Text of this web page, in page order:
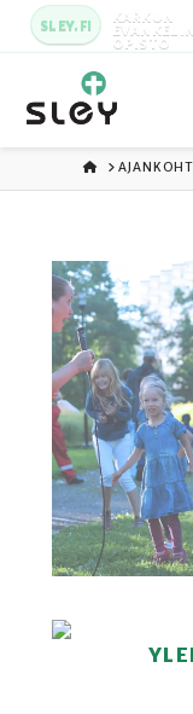
SLEY.FI KARKUN
OPISTO
ETUSIVU